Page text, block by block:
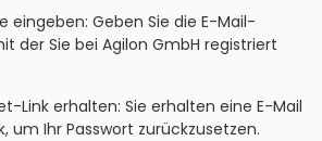
eingeben: Geben Sie die E-Mail-
der Sie bei Agilon GmbH registriert
Link erhalten: Sie erhalten eine E-Mail
um Ihr Passwort zurückzusetzen.